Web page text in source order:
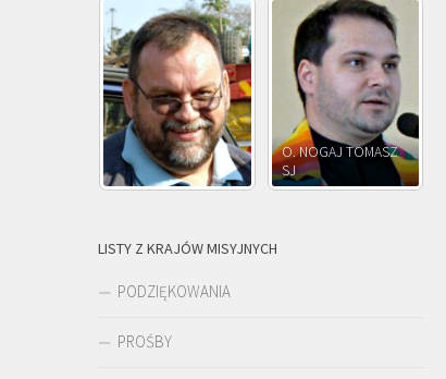
O. JÓZEF OLEKSY SJ
O. JÓZEF
PAWŁOWSKI SJ
LISTY Z KRAJÓW MISYJNYCH
PODZIĘKOWANIA
PROŚBY